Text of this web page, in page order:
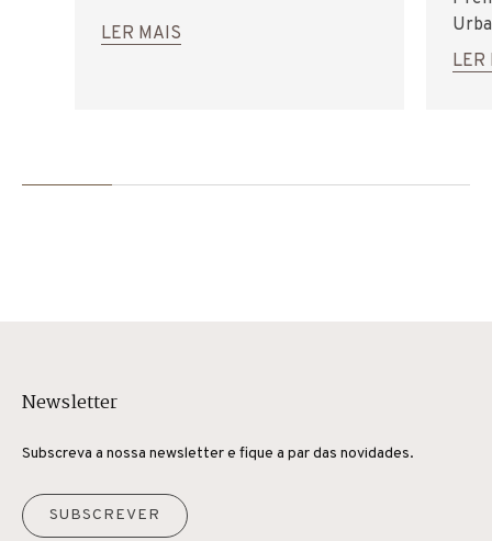
LER MAIS
LER
Newsletter
Subscreva a nossa newsletter e fique a par das novidades.
SUBSCREVER